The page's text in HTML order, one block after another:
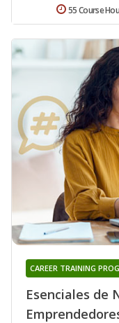
55 Course
Esenciales de
CAREER TRAINING